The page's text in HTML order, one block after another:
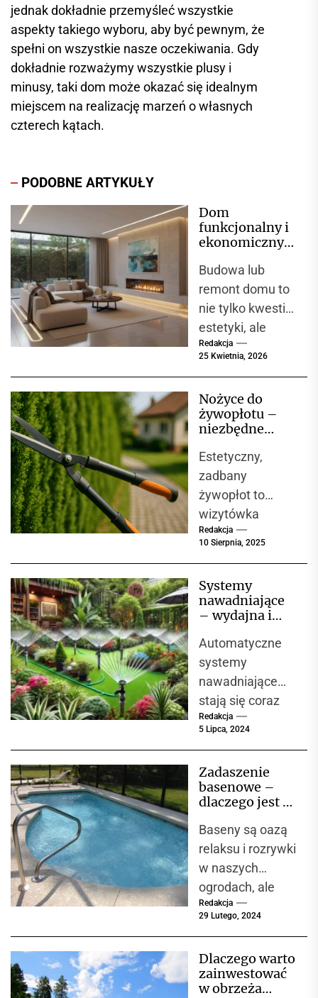
jednak dokładnie przemyśleć wszystkie
aspekty takiego wyboru, aby być pewnym, że
spełni on wszystkie nasze oczekiwania. Gdy
dokładnie rozważymy wszystkie plusy i
minusy, taki dom może okazać się idealnym
miejscem na realizację marzeń o własnych
czterech kątach.
PODOBNE ARTYKUŁY
Dom
funkcjonalny i
ekonomiczny
uwagę
Budowa lub
remont domu to
nie tylko kwestia
estetyki, ale
przede
ekonomii. W
dobie rosnących
energii...
Redakcja
25 Kwietnia, 2026
Nożyce do
żywopłotu –
niezbędne
formowania i
pielęgnacji
ogrodu
Estetyczny,
zadbany
żywopłot to
wizytówka
każdego ogrodu,
idealnym stanie
wymaga
przycinania.
Nożyce do
żywopłotu to...
Redakcja
10 Sierpnia, 2025
Systemy
nawadniające
– wydajna i
pielęgnacja
ogrodu
Automatyczne
systemy
nawadniające
stają się coraz
bardziej
wykorzystywany
m zarówno przez
jak i ogrodników-
amatorów.
System
składający się
z...
Redakcja
5 Lipca, 2024
Zadaszenie
basenowe –
dlaczego jest to
inwestycja?
Baseny są oazą
relaksu i rozrywki
w naszych
ogrodach, ale
dodanie do nich
sposób, w jaki
korzystamy...
Redakcja
29 Lutego, 2024
Dlaczego warto
zainwestować
w obrzeża